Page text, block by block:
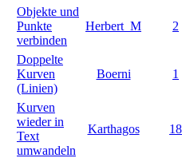
Objekte und
Punkte
verbinden
Herbert_M 2
Doppelte
Kurven
(Linien)
Boerni 1
Kurven
wieder in
Text
umwandeln
Karthagos 18